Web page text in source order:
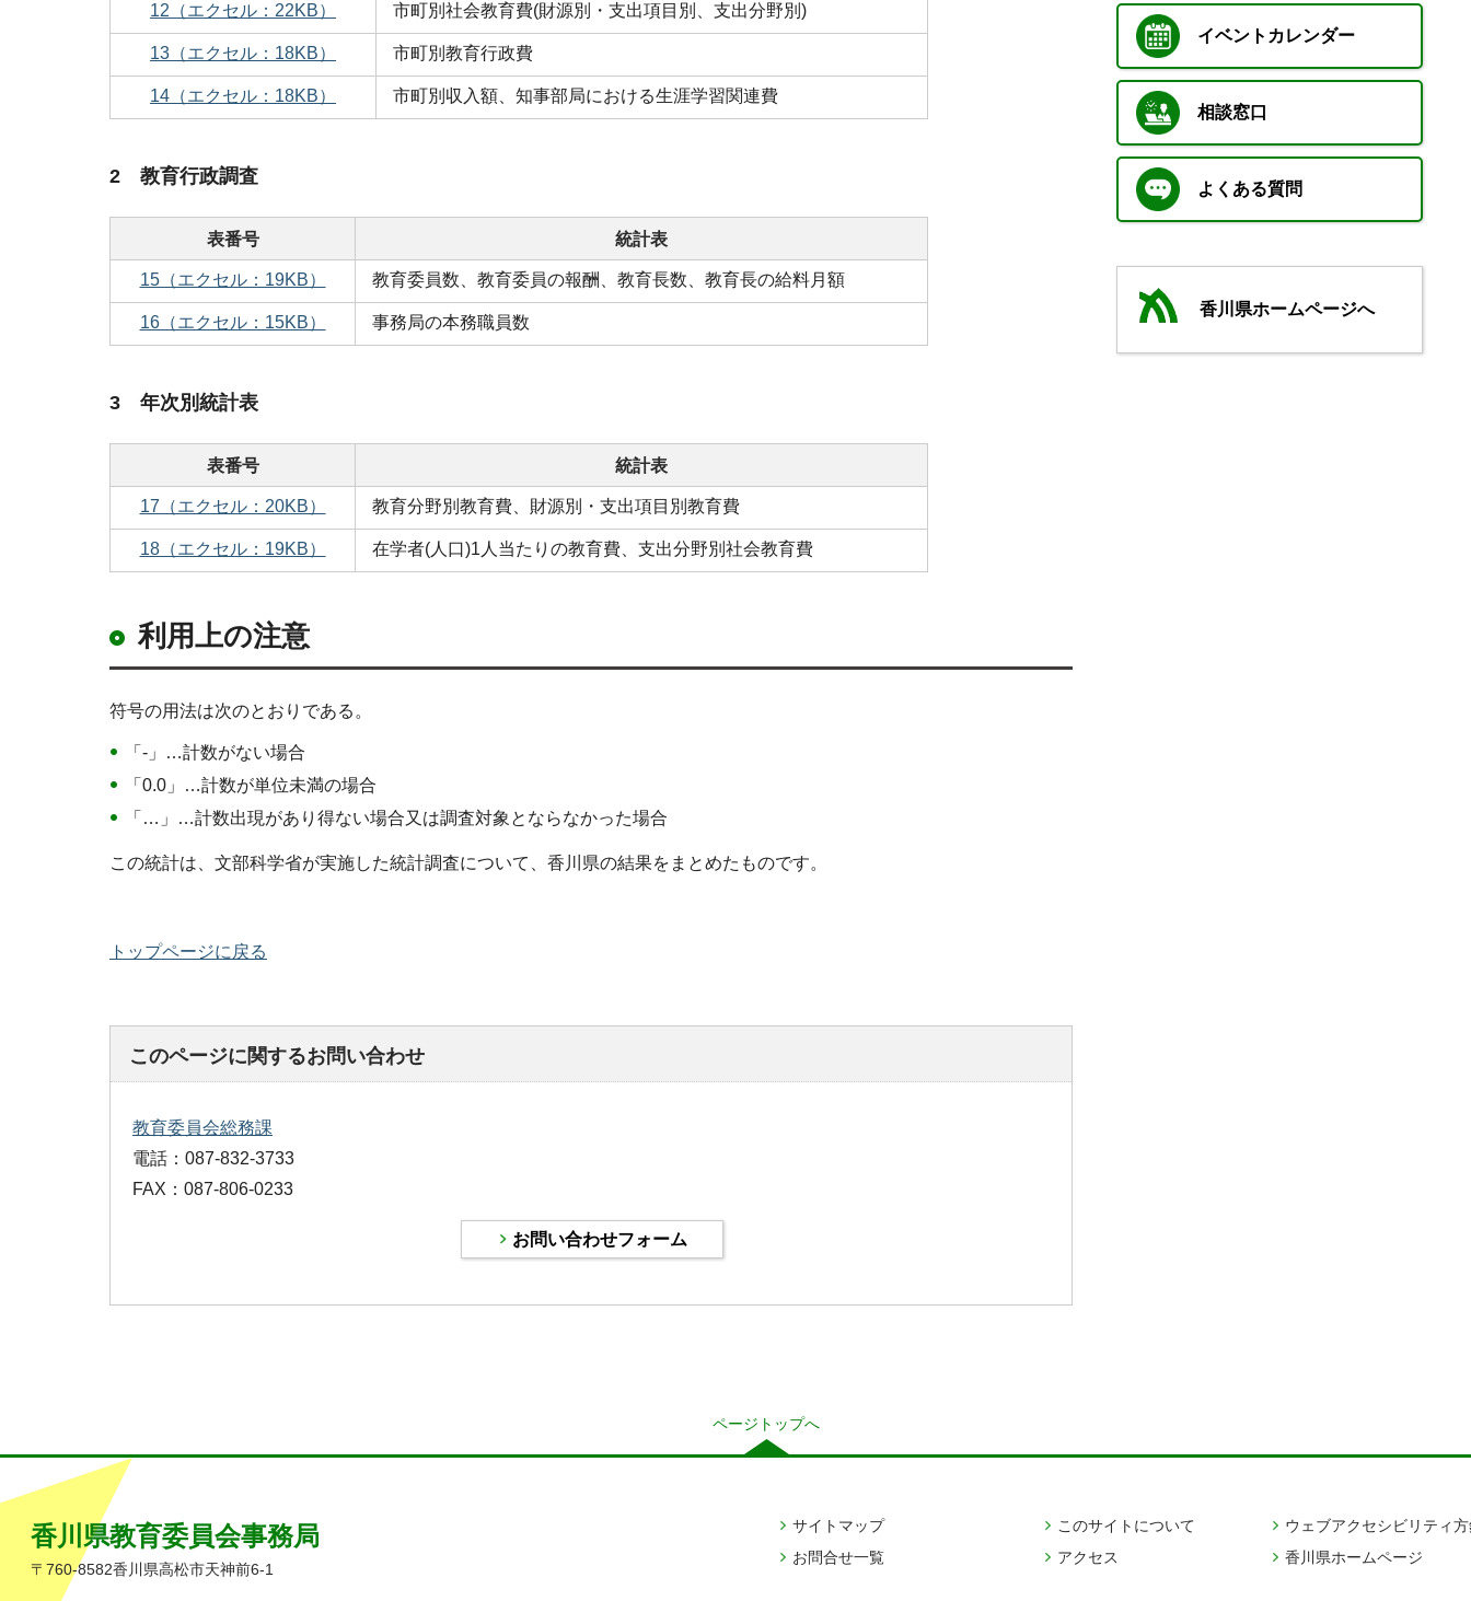
12（エクセル：22KB） 市町別社会教育費(財源別・支出項目別、支出分野別)
13（エクセル：18KB） 市町別教育行政費
14（エクセル：18KB） 市町別収入額、知事部局における生涯学習関連費
2 教育行政調査
表番号 統計表
15（エクセル：19KB） 教育委員数、教育委員の報酬、教育長数、教育長の給料月額
16（エクセル：15KB） 事務局の本務職員数
3 年次別統計表
表番号 統計表
17（エクセル：20KB） 教育分野別教育費、財源別・支出項目別教育費
18（エクセル：19KB） 在学者(人口)1人当たりの教育費、支出分野別社会教育費
利用上の注意
符号の用法は次のとおりである。
「-」…計数がない場合
「0.0」…計数が単位未満の場合
「…」…計数出現があり得ない場合又は調査対象とならなかった場合
この統計は、文部科学省が実施した統計調査について、香川県の結果をまとめたものです。
トップページに戻る
このページに関するお問い合わせ
教育委員会総務課
電話：087-832-3733
FAX：087-806-0233
イベントカレンダー
相談窓口
よくある質問
香川県ホームページへ
ページトップへ
香川県教育委員会事務局
〒760-8582香川県高松市天神前6-1
サイトマップ このサイトについて
ウェブアクセシビリティ
お問合せ一覧
アクセス 香川県ホームページ